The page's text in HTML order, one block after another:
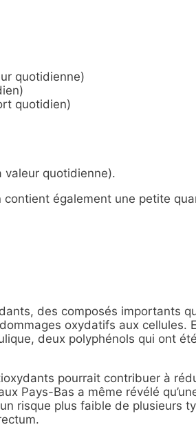
quotidienne)
quotidien)
valeur quotidienne).
également une petite
des composés importants
oxydatifs aux cellules.
deux polyphénols qui ont
pourrait contribuer à
Pays-Bas a même révélé
risque plus faible de plusieurs